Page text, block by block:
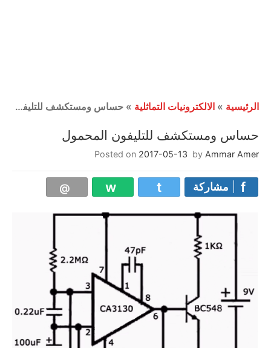
الرئيسية » الالكترونيات التماثلية » حساس ومستكشف للتليفون المحمول
حساس ومستكشف للتليفون المحمول
Posted on 2017-05-13 by Ammar Amer
مشاركة